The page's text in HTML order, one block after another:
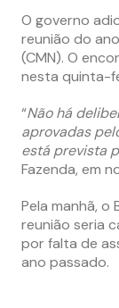
O governo
reunião do
(CMN). O
nesta quinta-
“Não há
aprovadas
está prevista
Fazenda, em
Pela manhã, o
reunião seria
por falta de
ano passado.